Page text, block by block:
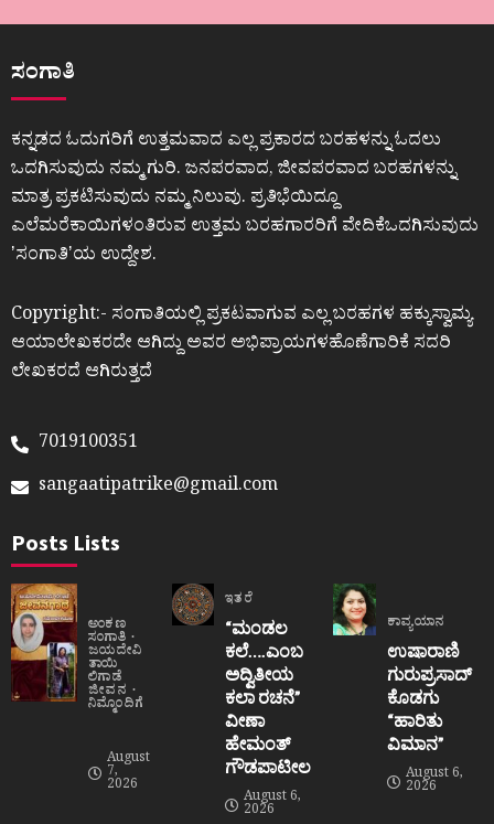
ಸಂಗಾತಿ
ಕನ್ನಡದ ಓದುಗರಿಗೆ ಉತ್ತಮವಾದ ಎಲ್ಲ ಪ್ರಕಾರದ ಬರಹಳನ್ನು ಓದಲು
ಒದಗಿಸುವುದು ನಮ್ಮ ಗುರಿ. ಜನಪರವಾದ, ಜೀವಪರವಾದ ಬರಹಗಳನ್ನು
ಮಾತ್ರ ಪ್ರಕಟಿಸುವುದು ನಮ್ಮ ನಿಲುವು. ಪ್ರತಿಭೆಯಿದ್ದೂ
ಎಲೆಮರೆಕಾಯಿಗಳಂತಿರುವ ಉತ್ತಮ ಬರಹಗಾರರಿಗೆ ವೇದಿಕೆಒದಗಿಸುವುದು
ʼಸಂಗಾತಿʼಯ ಉದ್ದೇಶ.
Copyright:- ಸಂಗಾತಿಯಲ್ಲಿ ಪ್ರಕಟವಾಗುವ ಎಲ್ಲ ಬರಹಗಳ ಹಕ್ಕುಸ್ವಾಮ್ಯ
ಆಯಾಲೇಖಕರದೇ ಆಗಿದ್ದು ಅವರ ಅಭಿಪ್ರಾಯಗಳಹೊಣೆಗಾರಿಕೆ ಸದರಿ
ಲೇಖಕರದೆ ಆಗಿರುತ್ತದೆ
7019100351
sangaatipatrike@gmail.com
Posts Lists
ಅಂಕಣ
ಸಂಗಾತಿ
ಜಯದೇವಿ
ತಾಯಿ
ಲಿಗಾಡೆ
ಜೀವನ
ನಿಮ್ಮೊಂದಿಗೆ
August
7,
2026
ಇತರೆ
“ಮಂಡಲ
ಕಲೆ….ಎಂಬ
ಅದ್ವಿತೀಯ
ಕಲಾ ರಚನೆ”‌
ವೀಣಾ
ಹೇಮಂತ್‌
ಗೌಡಪಾಟೀಲ
August 6,
2026
ಕಾವ್ಯಯಾನ
ಉಷಾರಾಣಿ
ಗುರುಪ್ರಸಾದ್
ಕೊಡಗು
“ಹಾರಿತು
ವಿಮಾನ”
August 6,
2026